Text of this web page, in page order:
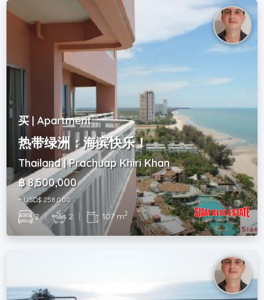
买 | Apartment
热带绿洲：海滨快乐！
Thailand | Prachuap Khiri Khan
฿ 8,500,000
~ USD$ 258,000
2 | 2 | 107 m2